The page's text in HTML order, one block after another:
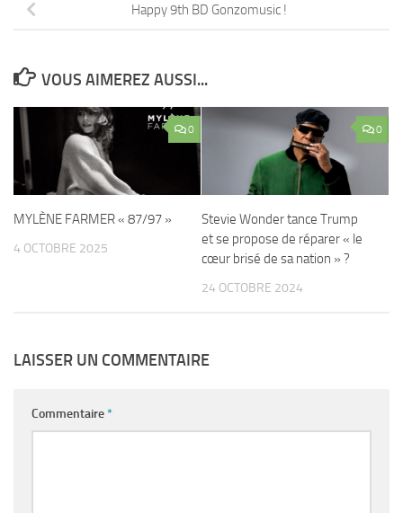
Happy 9th BD Gonzomusic !
VOUS AIMEREZ AUSSI...
0
MYLÈNE FARMER « 87/97 »
4 OCTOBRE 2025
0
Stevie Wonder tance Trump
et se propose de réparer « le
cœur brisé de sa nation » ?
24 OCTOBRE 2024
LAISSER UN COMMENTAIRE
Commentaire*